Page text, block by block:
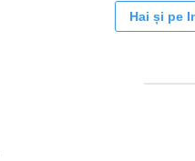
Hai și pe